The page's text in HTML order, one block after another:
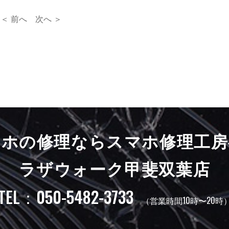
＜ 前へ 次へ ＞
の修理ならスマホ修理工
ラザウォーク甲斐双葉店
：050-5482-3733 （営業時間10時〜20時